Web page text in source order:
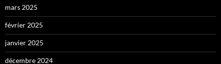
mars 2025
février 2025
janvier 2025
décembre 2024